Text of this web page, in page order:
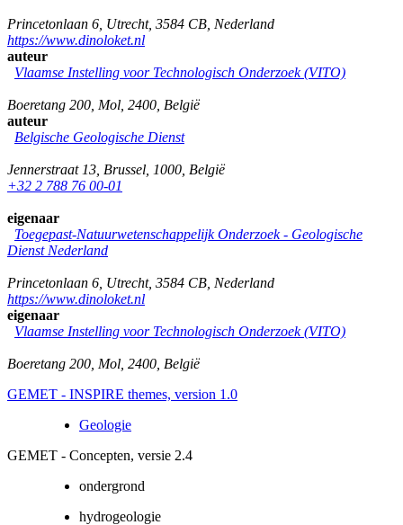
Princetonlaan 6 Utrecht, 3584 CB Nederland
https://www.dinoloket.nl
auteur
Vlaamse Instelling voor Technologisch Onderzoek (VITO)
Boeretang 200 Mol 2400 België
auteur
Belgische Geologische Dienst
Jennerstraat 13 Brussel 1000 België
+32 2 788 76 00-01
eigenaar
Toegepast-Natuurwetenschappelijk Onderzoek - Geologische
Dienst Nederland
Princetonlaan 6 Utrecht, 3584 CB Nederland
https://www.dinoloket.nl
eigenaar
Vlaamse Instelling voor Technologisch Onderzoek (VITO)
Boeretang 200 Mol 2400 België
GEMET - INSPIRE themes, version 1.0
Geologie
GEMET - Concepten, versie 2.4
ondergrond
hydrogeologie